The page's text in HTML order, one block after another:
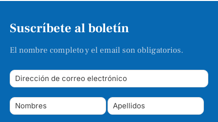
Suscríbete al boletín
El nombre completo y el email son obligatorios.